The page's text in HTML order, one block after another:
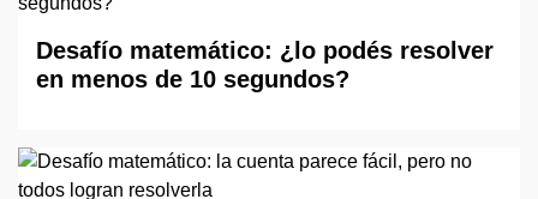
Desafío matemático: ¿lo podés resolver
en menos de 10 segundos?